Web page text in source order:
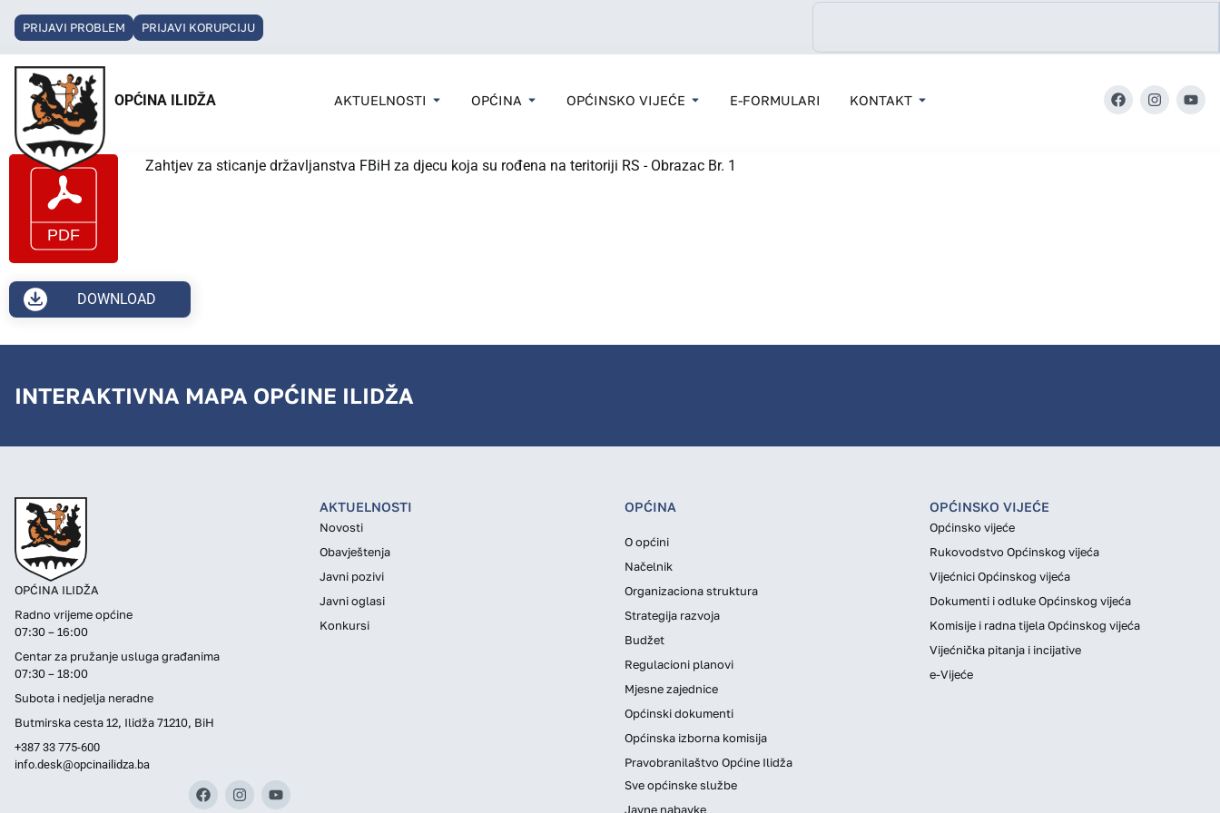
PRIJAVI PROBLEM PRIJAVI KORUPCIJU
OPĆINA ILIDŽA AKTUELNOSTI OPĆINA OPĆINSKO VIJEĆE E-FORMULARI KONTAKT
Zahtjev za sticanje državljanstva FBiH za djecu koja su rođena na teritoriji RS - Obrazac Br. 1
DOWNLOAD
INTERAKTIVNA MAPA OPĆINE ILIDŽA
OPĆINA ILIDŽA
Radno vrijeme općine
07:30 – 16:00
Centar za pružanje usluga građanima
07:30 – 18:00
Subota i nedjelja neradne
Butmirska cesta 12, Ilidža 71210, BiH
+387 33 775-600
info.desk@opcinailidza.ba
AKTUELNOSTI
Novosti
Obavještenja
Javni pozivi
Javni oglasi
Konkursi
OPĆINA
O općini
Načelnik
Organizaciona struktura
Strategija razvoja
Budžet
Regulacioni planovi
Mjesne zajednice
Općinski dokumenti
Općinska izborna komisija
Pravobranilaštvo Općine Ilidža
Sve općinske službe
Javne nabavke
OPĆINSKO VIJEĆE
Općinsko vijeće
Rukovodstvo Općinskog vijeća
Vijećnici Općinskog vijeća
Dokumenti i odluke Općinskog vijeća
Komisije i radna tijela Općinskog vijeća
Vijećnička pitanja i incijative
e-Vijeće